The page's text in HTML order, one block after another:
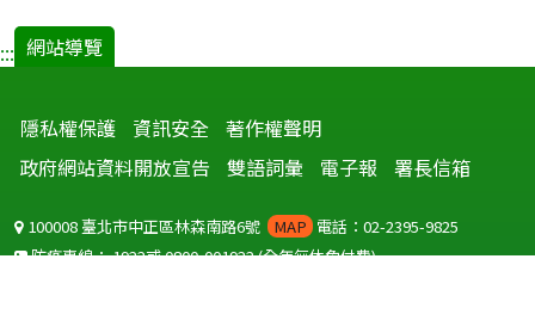
::: 網站導覽
隱私權保護 資訊安全 著作權聲明
政府網站資料開放宣告
雙語詞彙 電子報 署長信箱
100008 臺北市中正區林森南路6號 MAP 電話：02-2395-9825
防疫專線：1922或0800-001922(全年無休免付費)